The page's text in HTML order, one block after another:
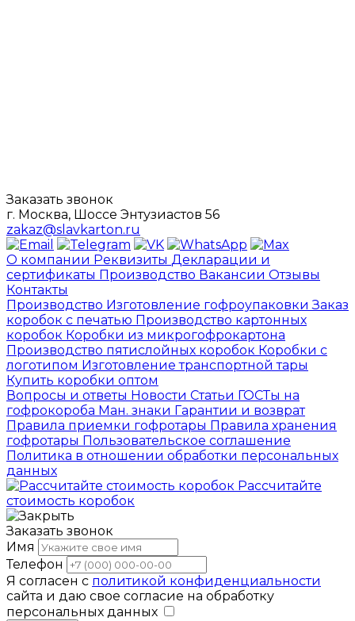
Заказать звонок
г. Москва, Шоссе Энтузиастов 56
zakaz@slavkarton.ru
О компании Реквизиты Декларации и
сертификаты Производство Вакансии Отзывы
Контакты
Производство Изготовление гофроупаковкиЗаказ
коробок с печатью Производство картонных
коробок Коробки из микрогофрокартона
Производство пятислойных коробок Коробки с
логотипом Изготовление транспортной тары
Купить коробки оптом
Вопросы и ответы Новости Статьи ГОСТы на
гофрокороба Ман. знаки Гарантии и возврат
Правила приемки гофротары Правила хранения
гофротары Пользовательское соглашение
Политика в отношении обработки персональных
данных
Рассчитайте
стоимость коробок
Заказать звонок
Имя
Телефон
Я согласен с политикой конфиденциальности
сайта и даю свое согласие на обработку
персональных данных